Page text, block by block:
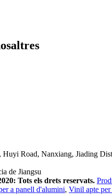
Huyi Road, Nanxiang, Jiading
de Jiangsu
Tots els drets reservats.
a panell d'alumini, Vinil apte per